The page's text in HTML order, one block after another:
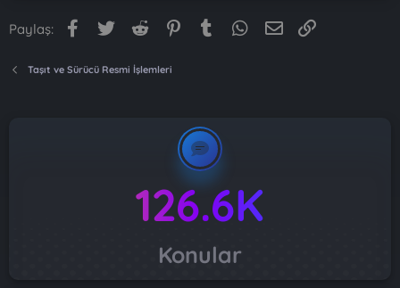
Paylaş: Facebook
Twitter Reddit PinterestTumblr WhatsApp
E-posta
Taşıt ve Sürücü Resmi İşlemleri
126.6K
Konular